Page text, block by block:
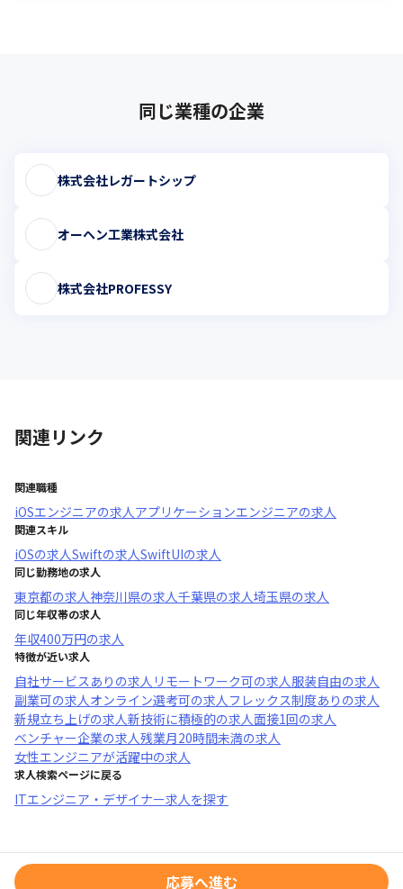
同じ業種の企業
株式会社レガートシップ
オーヘン工業株式会社
株式会社PROFESSY
関連リンク
関連職種
iOSエンジニアの求人アプリケーションエンジニアの求人
関連スキル
iOSの求人Swiftの求人SwiftUIの求人
同じ勤務地の求人
東京都の求人神奈川県の求人千葉県の求人埼玉県の求人
同じ年収帯の求人
年収400万円の求人
特徴が近い求人
自社サービスあり の求人 リモートワーク可の求人服装自由の求人
副業可の求人オンライン選考可の求人フレックス制度あり の求人
新規立ち上げの求人新技術に積極的の求人面接1回の求人
ベンチャー企業の求人残業月20時間未満の求人
女性エンジニアが活躍中の求人
求人検索ページに戻る
ITエンジニア・デザイナー求人を探す
応募へ進む